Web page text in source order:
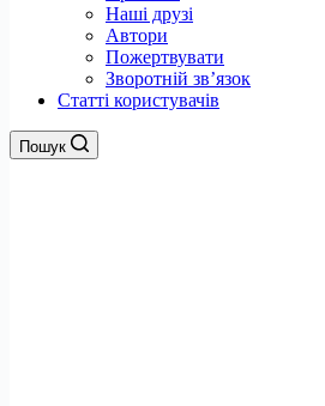
Наші друзі
Автори
Пожертвувати
Зворотній зв’язок
Статті користувачів
Пошук